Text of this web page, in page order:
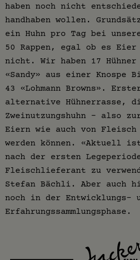
haben noch nicht
handhaben wollen.
ein Huhn pro Tag bei
50 Rappen, egal ob es
nicht. Wir haben 17 Hühner
«Sandy» aus einer Knospe
43 «Lohmann Browns».
alternative Hühnerrasse,
Zweinutzungshuhn – also
Eiern wie auch von Fleisch
werden können. «Aktuell
nach der ersten
Fleischlieferant zu
Stefan Bächli. Aber auch
noch in der Entwicklungs-
Erfahrungssammlungsphase.